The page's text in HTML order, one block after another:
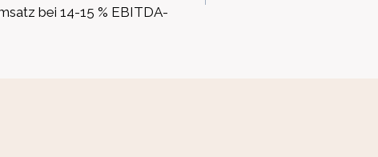
bei 14-15 % EBITDA-